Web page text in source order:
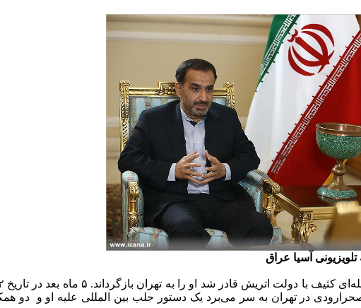
آسیا عراق
در تهران به سر می‌برد یک دستور جلب بین المللی علیه او و دو